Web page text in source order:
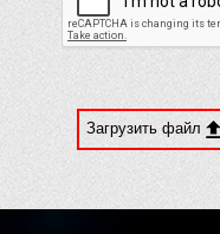
Загрузить файл